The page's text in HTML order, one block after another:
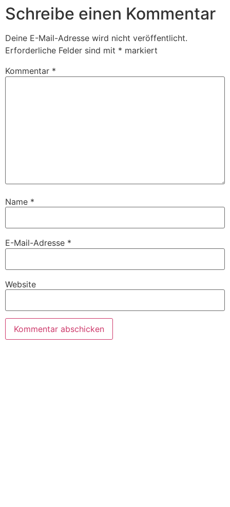
Schreibe einen Kommentar
Deine E-Mail-Adresse wird nicht veröffentlicht.
Erforderliche Felder sind mit * markiert
Kommentar *
Name *
E-Mail-Adresse *
Website